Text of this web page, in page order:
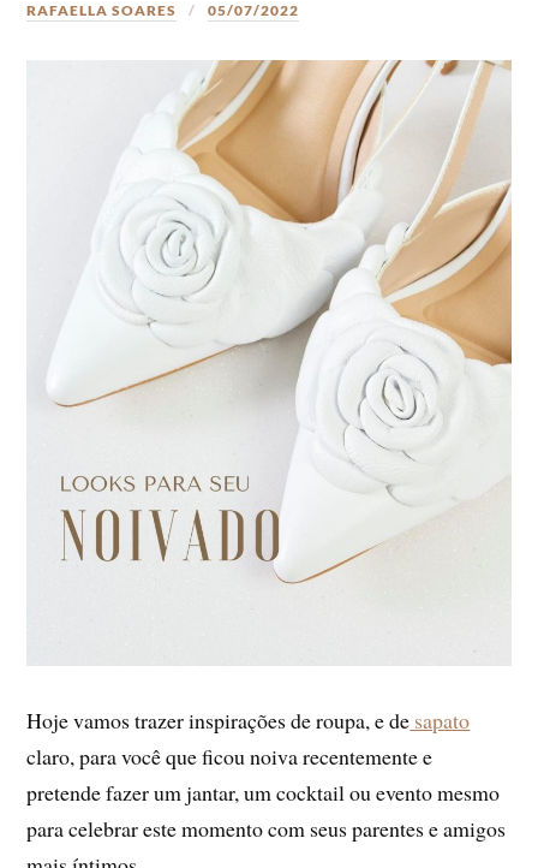
RAFAELLA SOARES 05/07/2022
Hoje vamos trazer inspirações de roupa, e de sapato
claro, para você que ficou noiva recentemente e
pretende fazer um jantar, um cocktail ou evento mesmo
para celebrar este momento com seus parentes e amigos